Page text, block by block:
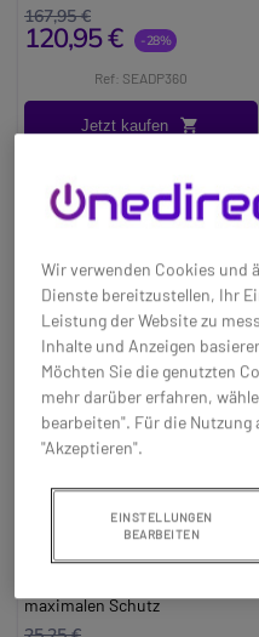
Microsoft-Teams
Brand:EPOS
EPOS - Adapt 360 MS -
Das EPOS Adapt 360 Headset
Profis, die ein High-End-
Produkt wünschen, das ihren
derANC (Active Noise
Cancellation)-
Geräuschunterdrückung
bleiben Sie auch in einer lauten
Umgebung konzentriert und
steigern Ihre Produktivität. Mit
seiner drahtlosen
Mehrpunktverbindung
Ihren Aufgaben einfach und
schnell von einem Gerät zum
anderen wechseln. Sie werden
guter Tonqualität und mit einer
167,95 €
120,95 € -28%
Ref: SEADP360
Jetzt kaufen
Adapt 360
Baseline:
maximalen Schutz
Brand:EPOS
Wir verwenden Cookies und
Dienste bereitzustellen, Ihr
Leistung der Website zu
Inhalte und Anzeigen
Möchten Sie die genutzten
mehr darüber erfahren,
bearbeiten". Für die
"Akzeptieren".
EINSTELLUNGEN
BEARBEITEN